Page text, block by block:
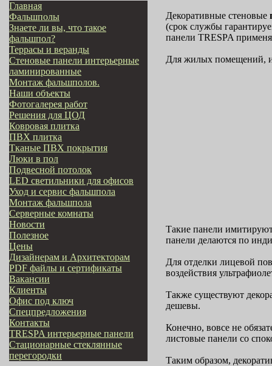
Главная
Фальшполы
Знаете ли вы, что такое
фальшпол?
Террасы и веранды
Стеновые панели интерьерные
ламинированные
Монтаж фальшполов.
Наши объекты
Фотогалерея работ
Решения для ЦОД
Ковровая плитка
ПВХ плитка
Тканые ПВХ покрытия
Люки в пол
Подвесной потолок
LED светильники для офисов
Уход и сервис фальшпола
Монтаж фальшпола
Серверные комнаты
Новости
Полезное
Цены
Дизайнерам и Архитекторам
PDF файлы и сертификаты
Вакансии
Клиенты
Офис под ключ
Cпецпредложения
Контакты
TRESPA интерьерные панели
Стационарные стеклянные
перегородки
Декоративные стеновые
(срок службы
панели TRESPA
Для жилых помещений,
Такие панели
панели делаются по
Для отделки лицевой
воздействия
Также существуют
дешевы.
Конечно, вовсе не
листовые панели со
Таким образом,